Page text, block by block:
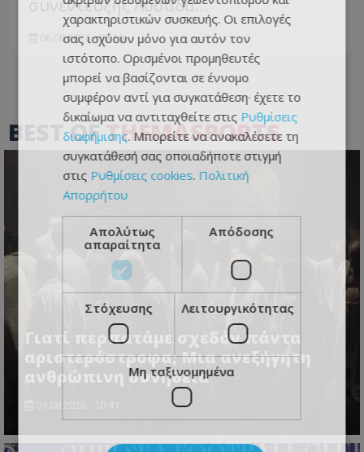
συνέντευξης Λοσάδα…
06.08.2026 - 08:19
BEST OFTHEMASPORTS
Γιατί περπατάμε σχεδόν πάντα
αριστερόστροφα; Μια ανεξήγητη
ανθρώπινη συνήθεια
χαρακτηριστικών συσκευής. Οι επιλογές
σας ισχύουν μόνο για αυτόν τον
ιστότοπο. Ορισμένοι προμηθευτές
μπορεί να βασίζονται σε έννομο
συμφέρον αντί για συγκατάθεση· έχετε το
δικαίωμα να αντιταχθείτε στις Ρυθμίσεις
διαφήμισης. Μπορείτε να ανακαλέσετε τη
συγκατάθεσή σας οποιαδήποτε στιγμή
στις Ρυθμίσεις cookies. Πολιτική
Απορρήτου
Απολύτως
απαραίτητα
Απόδοσης
Στόχευσης Λειτουργικότητας
Μη ταξινομημένα